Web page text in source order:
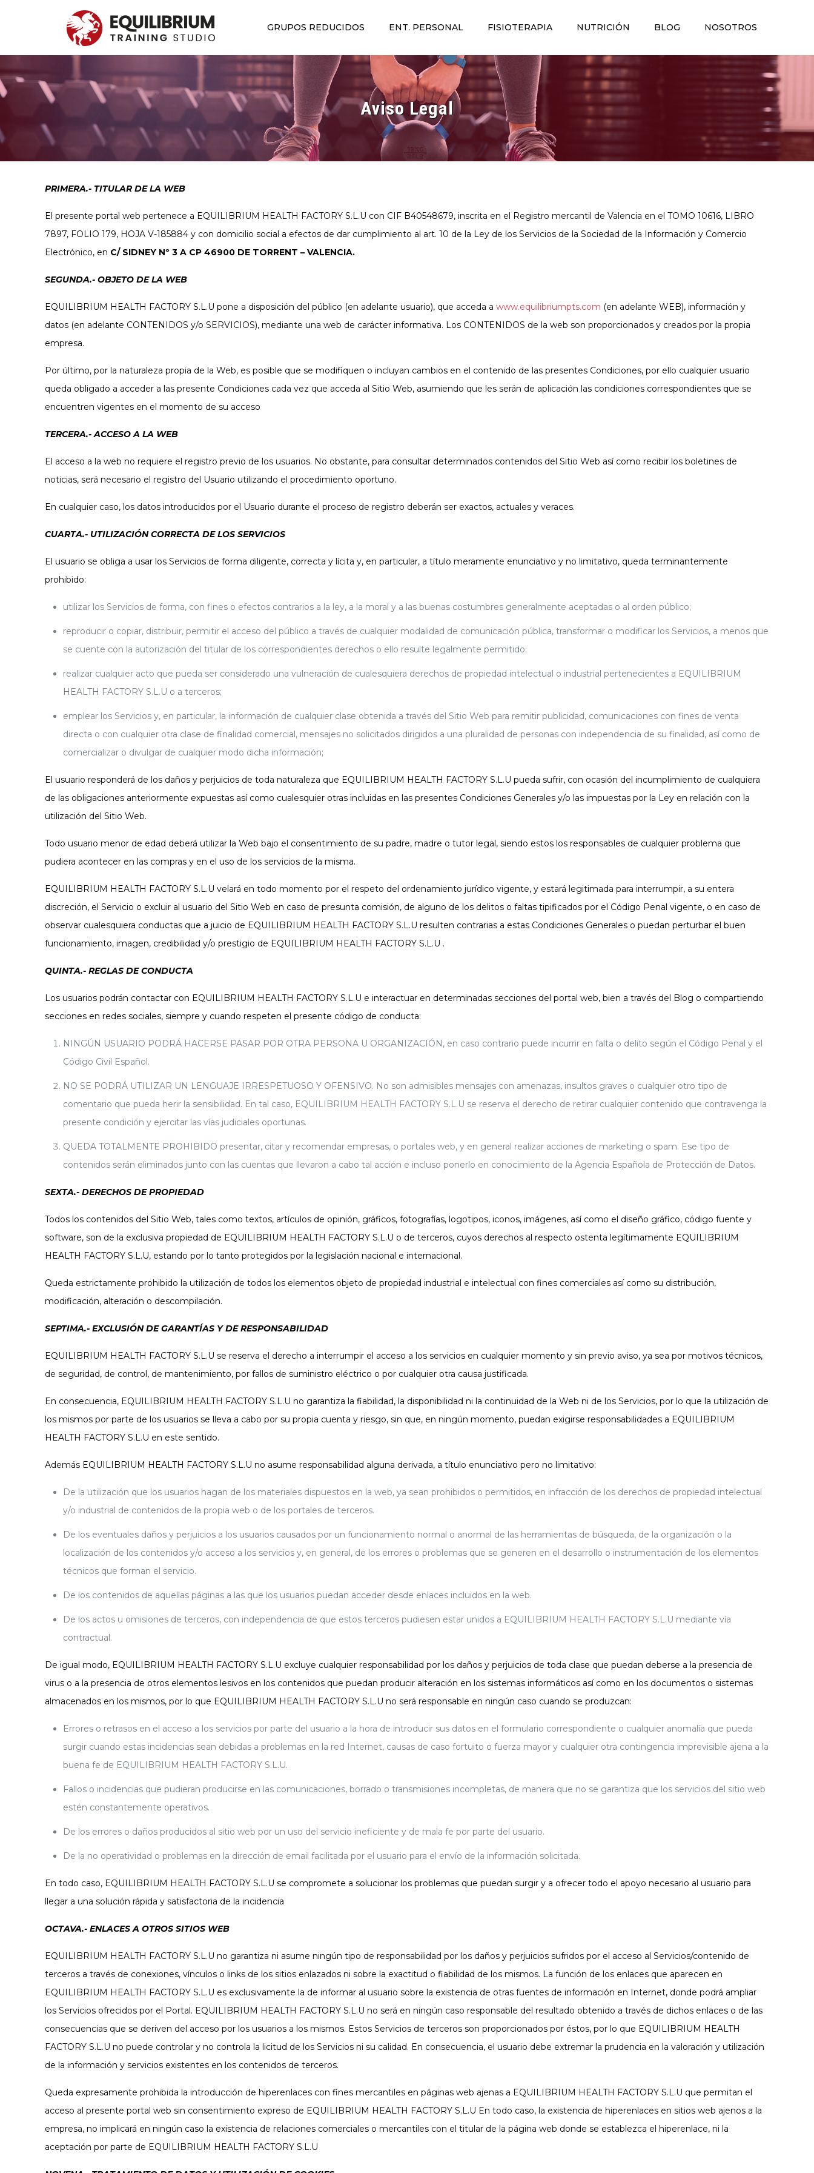
GRUPOS REDUCIDOS ENT. PERSONAL FISIOTERAPIA NUTRICIÓN BLOG NOSOTROS
Aviso Legal
PRIMERA.- TITULAR DE LA WEB
El presente portal web pertenece a EQUILIBRIUM HEALTH FACTORY S.L.U con CIF B40548679, inscrita en el Registro mercantil de Valencia en el TOMO 10616, LIBRO
7897, FOLIO 179, HOJA V-185884 y con domicilio social a efectos de dar cumplimiento al art. 10 de la Ley de los Servicios de la Sociedad de la Información y Comercio
Electrónico, en C/ SIDNEY Nº 3 A CP 46900 DE TORRENT – VALENCIA.
SEGUNDA.- OBJETO DE LA WEB
EQUILIBRIUM HEALTH FACTORY S.L.U pone a disposición del público (en adelante usuario), que acceda awww.equilibriumpts.com (en adelante WEB), información y
datos (en adelante CONTENIDOS y/o SERVICIOS), mediante una web de carácter informativa. Los CONTENIDOS de la web son proporcionados y creados por la propia
empresa.
Por último, por la naturaleza propia de la Web, es posible que se modifiquen o incluyan cambios en el contenido de las presentes Condiciones, por ello cualquier usuario
queda obligado a acceder a las presente Condiciones cada vez que acceda al Sitio Web, asumiendo que les serán de aplicación las condiciones correspondientes que se
encuentren vigentes en el momento de su acceso
TERCERA.- ACCESO A LA WEB
El acceso a la web no requiere el registro previo de los usuarios. No obstante, para consultar determinados contenidos del Sitio Web así como recibir los boletines de
noticias, será necesario el registro del Usuario utilizando el procedimiento oportuno.
En cualquier caso, los datos introducidos por el Usuario durante el proceso de registro deberán ser exactos, actuales y veraces.
CUARTA.- UTILIZACIÓN CORRECTA DE LOS SERVICIOS
El usuario se obliga a usar los Servicios de forma diligente, correcta y lícita y, en particular, a título meramente enunciativo y no limitativo, queda terminantemente
prohibido:
utilizar los Servicios de forma, con fines o efectos contrarios a la ley, a la moral y a las buenas costumbres generalmente aceptadas o al orden público;
reproducir o copiar, distribuir, permitir el acceso del público a través de cualquier modalidad de comunicación pública, transformar o modificar los Servicios, a menos que
se cuente con la autorización del titular de los correspondientes derechos o ello resulte legalmente permitido;
realizar cualquier acto que pueda ser considerado una vulneración de cualesquiera derechos de propiedad intelectual o industrial pertenecientes a EQUILIBRIUM
HEALTH FACTORY S.L.U o a terceros;
emplear los Servicios y, en particular, la información de cualquier clase obtenida a través del Sitio Web para remitir publicidad, comunicaciones con fines de venta
directa o con cualquier otra clase de finalidad comercial, mensajes no solicitados dirigidos a una pluralidad de personas con independencia de su finalidad, así como de
comercializar o divulgar de cualquier modo dicha información;
El usuario responderá de los daños y perjuicios de toda naturaleza que EQUILIBRIUM HEALTH FACTORY S.L.U pueda sufrir, con ocasión del incumplimiento de cualquiera
de las obligaciones anteriormente expuestas así como cualesquier otras incluidas en las presentes Condiciones Generales y/o las impuestas por la Ley en relación con la
utilización del Sitio Web.
Todo usuario menor de edad deberá utilizar la Web bajo el consentimiento de su padre, madre o tutor legal, siendo estos los responsables de cualquier problema que
pudiera acontecer en las compras y en el uso de los servicios de la misma.
EQUILIBRIUM HEALTH FACTORY S.L.U velará en todo momento por el respeto del ordenamiento jurídico vigente, y estará legitimada para interrumpir, a su entera
discreción, el Servicio o excluir al usuario del Sitio Web en caso de presunta comisión, de alguno de los delitos o faltas tipificados por el Código Penal vigente, o en caso de
observar cualesquiera conductas que a juicio de EQUILIBRIUM HEALTH FACTORY S.L.U resulten contrarias a estas Condiciones Generales o puedan perturbar el buen
funcionamiento, imagen, credibilidad y/o prestigio de EQUILIBRIUM HEALTH FACTORY S.L.U .
QUINTA.- REGLAS DE CONDUCTA
Los usuarios podrán contactar con EQUILIBRIUM HEALTH FACTORY S.L.U e interactuar en determinadas secciones del portal web, bien a través del Blog o compartiendo
secciones en redes sociales, siempre y cuando respeten el presente código de conducta:
NINGÚN USUARIO PODRÁ HACERSE PASAR POR OTRA PERSONA U ORGANIZACIÓN, en caso contrario puede incurrir en falta o delito según el Código Penal y el
Código Civil Español.
NO SE PODRÁ UTILIZAR UN LENGUAJE IRRESPETUOSO Y OFENSIVO. No son admisibles mensajes con amenazas, insultos graves o cualquier otro tipo de
comentario que pueda herir la sensibilidad. En tal caso, EQUILIBRIUM HEALTH FACTORY S.L.U se reserva el derecho de retirar cualquier contenido que contravenga la
presente condición y ejercitar las vías judiciales oportunas.
QUEDA TOTALMENTE PROHIBIDO presentar, citar y recomendar empresas, o portales web, y en general realizar acciones de marketing o spam. Ese tipo de
contenidos serán eliminados junto con las cuentas que llevaron a cabo tal acción e incluso ponerlo en conocimiento de la Agencia Española de Protección de Datos.
SEXTA.- DERECHOS DE PROPIEDAD
Todos los contenidos del Sitio Web, tales como textos, artículos de opinión, gráficos, fotografías, logotipos, iconos, imágenes, así como el diseño gráfico, código fuente y
software, son de la exclusiva propiedad de EQUILIBRIUM HEALTH FACTORY S.L.U o de terceros, cuyos derechos al respecto ostenta legítimamente EQUILIBRIUM
HEALTH FACTORY S.L.U, estando por lo tanto protegidos por la legislación nacional e internacional.
Queda estrictamente prohibido la utilización de todos los elementos objeto de propiedad industrial e intelectual con fines comerciales así como su distribución,
modificación, alteración o descompilación.
SEPTIMA.- EXCLUSIÓN DE GARANTÍAS Y DE RESPONSABILIDAD
EQUILIBRIUM HEALTH FACTORY S.L.U se reserva el derecho a interrumpir el acceso a los servicios en cualquier momento y sin previo aviso, ya sea por motivos técnicos,
de seguridad, de control, de mantenimiento, por fallos de suministro eléctrico o por cualquier otra causa justificada.
En consecuencia, EQUILIBRIUM HEALTH FACTORY S.L.U no garantiza la fiabilidad, la disponibilidad ni la continuidad de la Web ni de los Servicios, por lo que la utilización de
los mismos por parte de los usuarios se lleva a cabo por su propia cuenta y riesgo, sin que, en ningún momento, puedan exigirse responsabilidades a EQUILIBRIUM
HEALTH FACTORY S.L.U en este sentido.
Además EQUILIBRIUM HEALTH FACTORY S.L.U no asume responsabilidad alguna derivada, a título enunciativo pero no limitativo:
De la utilización que los usuarios hagan de los materiales dispuestos en la web, ya sean prohibidos o permitidos, en infracción de los derechos de propiedad intelectual
y/o industrial de contenidos de la propia web o de los portales de terceros.
De los eventuales daños y perjuicios a los usuarios causados por un funcionamiento normal o anormal de las herramientas de búsqueda, de la organización o la
localización de los contenidos y/o acceso a los servicios y, en general, de los errores o problemas que se generen en el desarrollo o instrumentación de los elementos
técnicos que forman el servicio.
De los contenidos de aquellas páginas a las que los usuarios puedan acceder desde enlaces incluidos en la web.
De los actos u omisiones de terceros, con independencia de que estos terceros pudiesen estar unidos a EQUILIBRIUM HEALTH FACTORY S.L.U mediante vía
contractual.
De igual modo, EQUILIBRIUM HEALTH FACTORY S.L.U excluye cualquier responsabilidad por los daños y perjuicios de toda clase que puedan deberse a la presencia de
virus o a la presencia de otros elementos lesivos en los contenidos que puedan producir alteración en los sistemas informáticos así como en los documentos o sistemas
almacenados en los mismos, por lo que EQUILIBRIUM HEALTH FACTORY S.L.U no será responsable en ningún caso cuando se produzcan:
Errores o retrasos en el acceso a los servicios por parte del usuario a la hora de introducir sus datos en el formulario correspondiente o cualquier anomalía que pueda
surgir cuando estas incidencias sean debidas a problemas en la red Internet, causas de caso fortuito o fuerza mayor y cualquier otra contingencia imprevisible ajena a la
buena fe de EQUILIBRIUM HEALTH FACTORY S.L.U.
Fallos o incidencias que pudieran producirse en las comunicaciones, borrado o transmisiones incompletas, de manera que no se garantiza que los servicios del sitio web
estén constantemente operativos.
De los errores o daños producidos al sitio web por un uso del servicio ineficiente y de mala fe por parte del usuario.
De la no operatividad o problemas en la dirección de email facilitada por el usuario para el envío de la información solicitada.
En todo caso, EQUILIBRIUM HEALTH FACTORY S.L.U se compromete a solucionar los problemas que puedan surgir y a ofrecer todo el apoyo necesario al usuario para
llegar a una solución rápida y satisfactoria de la incidencia
OCTAVA.- ENLACES A OTROS SITIOS WEB
EQUILIBRIUM HEALTH FACTORY S.L.U no garantiza ni asume ningún tipo de responsabilidad por los daños y perjuicios sufridos por el acceso al Servicios/contenido de
terceros a través de conexiones, vínculos o links de los sitios enlazados ni sobre la exactitud o fiabilidad de los mismos. La función de los enlaces que aparecen en
EQUILIBRIUM HEALTH FACTORY S.L.U es exclusivamente la de informar al usuario sobre la existencia de otras fuentes de información en Internet, donde podrá ampliar
los Servicios ofrecidos por el Portal. EQUILIBRIUM HEALTH FACTORY S.L.U no será en ningún caso responsable del resultado obtenido a través de dichos enlaces o de las
consecuencias que se deriven del acceso por los usuarios a los mismos. Estos Servicios de terceros son proporcionados por éstos, por lo que EQUILIBRIUM HEALTH
FACTORY S.L.U no puede controlar y no controla la licitud de los Servicios ni su calidad. En consecuencia, el usuario debe extremar la prudencia en la valoración y utilización
de la información y servicios existentes en los contenidos de terceros.
Queda expresamente prohibida la introducción de hiperenlaces con fines mercantiles en páginas web ajenas a EQUILIBRIUM HEALTH FACTORY S.L.U que permitan el
acceso al presente portal web sin consentimiento expreso de EQUILIBRIUM HEALTH FACTORY S.L.U En todo caso, la existencia de hiperenlaces en sitios web ajenos a la
empresa, no implicará en ningún caso la existencia de relaciones comerciales o mercantiles con el titular de la página web donde se establezca el hiperenlace, ni la
aceptación por parte de EQUILIBRIUM HEALTH FACTORY S.L.U